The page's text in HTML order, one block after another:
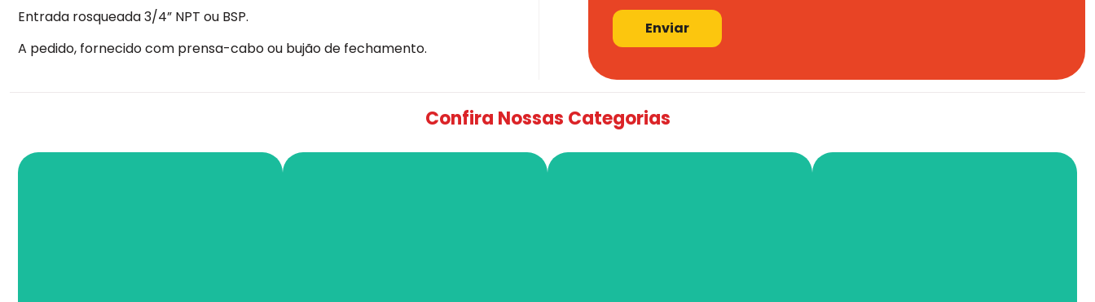
Entrada rosqueada 3/4” NPT ou BSP.
A pedido, fornecido com prensa-cabo ou bujão de fechamento.
Enviar
Confira Nossas Categorias